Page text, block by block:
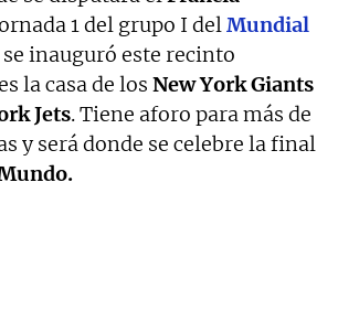
1 del grupo I delMundial
se inauguró este recinto
la casa de los New York Giants
Jets. Tiene aforo para más de
y será donde se celebre la final